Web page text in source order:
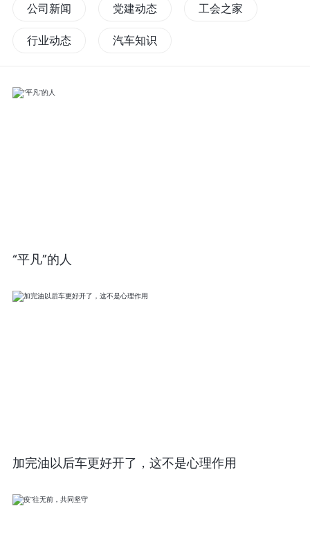
公司新闻 党建动态 工会之家
行业动态 汽车知识
“平凡”的人
加完油以后车更好开了，这不是心理作用